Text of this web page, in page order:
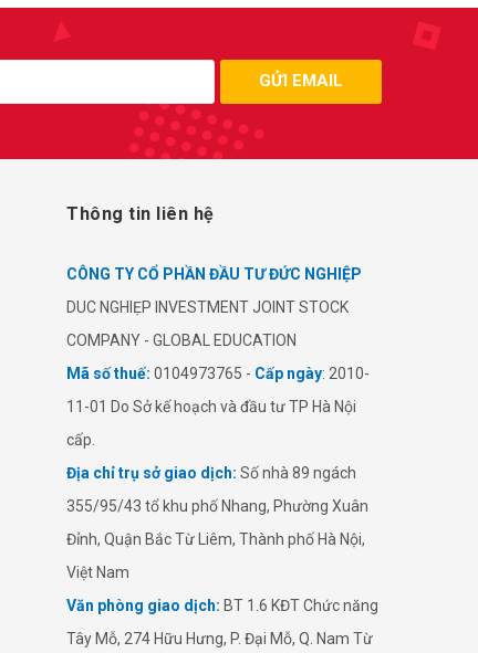
GỬI EMAIL
Thông tin liên hệ
CÔNG TY CỔ PHẦN ĐẦU TƯ ĐỨC NGHIỆP
​​DUC NGHIẸP INVESTMENT JOINT STOCK
COMPANY - GLOBAL EDUCATION
Mã số thuế: 0104973765 - Cấp ngày: 2010-
11-01 Do Sở kế hoạch và đầu tư TP Hà Nội
cấp.
Địa chỉ trụ sở giao dịch: Số nhà 89 ngách
355/95/43 tổ khu phố Nhang, Phường Xuân
Đỉnh, Quận Bắc Từ Liêm, Thành phố Hà Nội,
Việt Nam
Văn phòng giao dịch: BT 1.6 KĐT Chức năng
Tây Mỗ, 274 Hữu Hưng, P. Đại Mỗ, Q. Nam Từ